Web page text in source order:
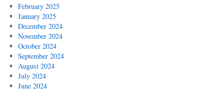
February 2025
January 2025
December 2024
November 2024
October 2024
September 2024
August 2024
July 2024
June 2024